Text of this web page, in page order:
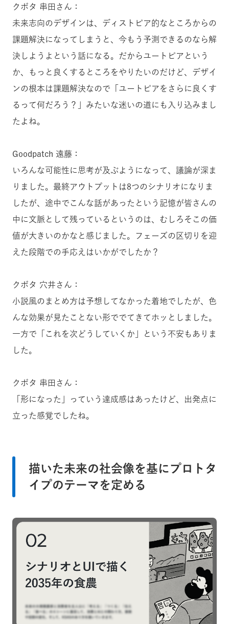
クボタ 串田さん：
未来志向のデザインは、ディストピア的なところからの
課題解決になってしまうと、今もう予測できるのなら解
決しようよという話になる。だからユートピアという
か、もっと良くするところをやりたいのだけど、デザイ
ンの根本は課題解決なので「ユートピアをさらに良くす
るって何だろう？」みたいな迷いの道にも入り込みまし
たよね。
Goodpatch 遠藤：
いろんな可能性に思考が及ぶようになって、議論が深ま
りました。最終アウトプットは8つのシナリオになりま
したが、途中でこんな話があったという記憶が皆さんの
中に文脈として残っているというのは、むしろそこの価
値が大きいのかなと感じました。フェーズの区切りを迎
えた段階での手応えはいかがでしたか？
クボタ 穴井さん：
小説風のまとめ方は予想してなかった着地でしたが、色
んな効果が見たことない形ででてきてホッとしました。
一方で「これを次どうしていくか」という不安もありま
した。
クボタ 串田さん：
「形になった」っていう達成感はあったけど、出発点に
立った感覚でしたね。
描いた未来の社会像を基にプロトタ
イプのテーマを定める